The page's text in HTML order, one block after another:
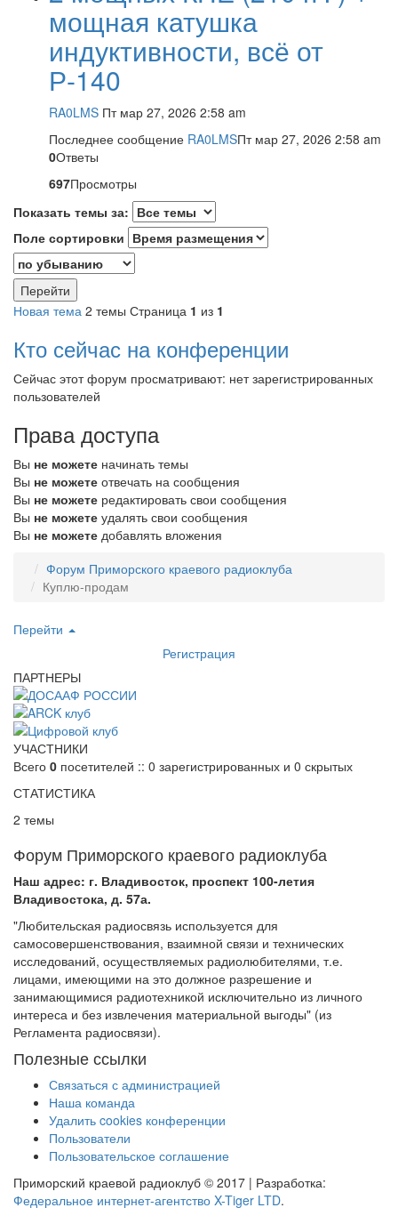
мощная катушка
индуктивности, всё от
Р-140
RA0LMS Пт мар 27, 2026 2:58 am
Последнее сообщение RA0LMSПт мар 27, 2026 2:58 am
0Ответы
697Просмотры
Показать темы за:
Поле сортировки
Новая тема 2 темы Страница 1 из 1
Кто сейчас на конференции
Сейчас этот форум просматривают: нет зарегистрированных
пользователей
Права доступа
Вы не можете начинать темы
Вы не можете отвечать на сообщения
Вы не можете редактировать свои сообщения
Вы не можете удалять свои сообщения
Вы не можете добавлять вложения
Форум Приморского краевого радиоклуба
Куплю-продам
Перейти
Регистрация
ПАРТНЕРЫ
УЧАСТНИКИ
Всего 0 посетителей :: 0 зарегистрированных и 0 скрытых
СТАТИСТИКА
2 темы
Форум Приморского краевого радиоклуба
Наш адрес: г. Владивосток, проспект 100-летия
Владивостока, д. 57а.
"Любительская радиосвязь используется для
самосовершенствования, взаимной связи и технических
исследований, осуществляемых радиолюбителями, т.е.
лицами, имеющими на это должное разрешение и
занимающимися радиотехникой исключительно из личного
интереса и без извлечения материальной выгоды" (из
Регламента радиосвязи).
Полезные ссылки
Связаться с администрацией
Наша команда
Удалить cookies конференции
Пользователи
Пользовательское соглашение
Приморский краевой радиоклуб © 2017 | Разработка:
Федеральное интернет-агентство X-Tiger LTD.